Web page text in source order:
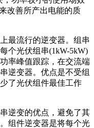
改善所产出电能的质
流行的逆变器。组串
个光伏组串(1kW-5kW)
率峰值跟踪，在交流端
逆变器。优点是不受组
了光伏组件最佳工作
变的优点，避免了其
组件逆变器是将每个光